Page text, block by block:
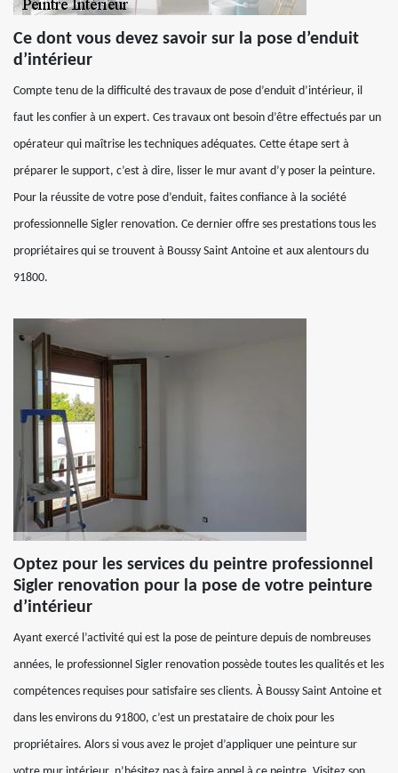
Ce dont vous devez savoir sur la pose d’enduit
d’intérieur
Compte tenu de la difficulté des travaux de pose d’enduit d’intérieur, il
faut les confier à un expert. Ces travaux ont besoin d’être effectués par un
opérateur qui maîtrise les techniques adéquates. Cette étape sert à
préparer le support, c’est à dire, lisser le mur avant d’y poser la peinture.
Pour la réussite de votre pose d’enduit, faites confiance à la société
professionnelle Sigler renovation. Ce dernier offre ses prestations tous les
propriétaires qui se trouvent à Boussy Saint Antoine et aux alentours du
91800.
Optez pour les services du peintre professionnel
Sigler renovation pour la pose de votre peinture
d’intérieur
Ayant exercé l’activité qui est la pose de peinture depuis de nombreuses
années, le professionnel Sigler renovation possède toutes les qualités et les
compétences requises pour satisfaire ses clients. À Boussy Saint Antoine et
dans les environs du 91800, c’est un prestataire de choix pour les
propriétaires. Alors si vous avez le projet d’appliquer une peinture sur